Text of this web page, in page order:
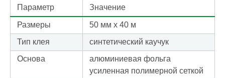
Параметр Значение
Размеры
50 мм х 40 м
Тип клея
синтетический каучук
Основа
алюминиевая фольга
усиленная полимерной сеткой